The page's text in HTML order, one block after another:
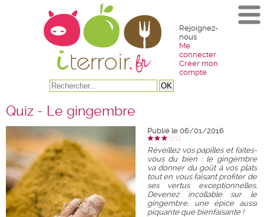
Rejoignez-
nous
Me
connecter
Créer mon
compte
Quiz - Le gingembre
Publié le 06/01/2016
Réveillez vos papilles et faites-
vous du bien : le gingembre
va donner du goût à vos plats
tout en vous faisant profiter de
ses vertus exceptionnelles.
Devenez incollable sur le
gingembre, une épice aussi
piquante que bienfaisante !